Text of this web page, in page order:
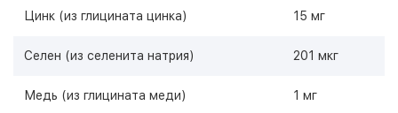
Цинк (из глицината цинка) 15 мг
Селен (из селенита натрия) 201 мкг
Медь (из глицината меди) 1 мг